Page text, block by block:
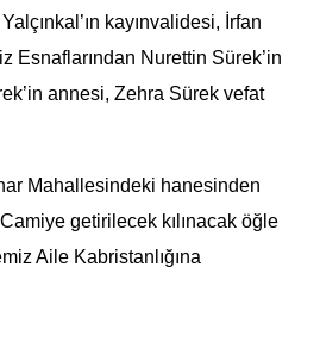
kayınvalidesi, İrfan
Esnaflarından Nurettin Sürek’in
annesi, Zehra Sürek vefat
Mahallesindeki hanesinden
getirilecek kılınacak öğle
Aile Kabristanlığına